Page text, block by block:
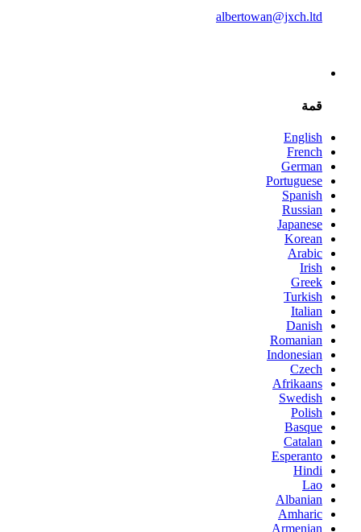
albertowan@jxch.ltd
قمة
English
French
German
Portuguese
Spanish
Russian
Japanese
Korean
Arabic
Irish
Greek
Turkish
Italian
Danish
Romanian
Indonesian
Czech
Afrikaans
Swedish
Polish
Basque
Catalan
Esperanto
Hindi
Lao
Albanian
Amharic
Armenian